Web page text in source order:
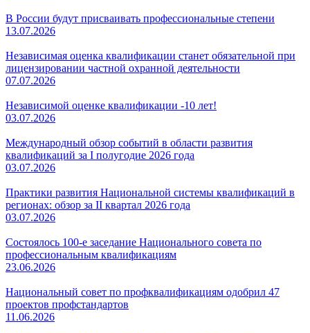
В России будут присваивать профессиональные степени
13.07.2026
Независимая оценка квалификации станет обязательной при
лицензировании частной охранной деятельности
07.07.2026
Независимой оценке квалификации -10 лет!
03.07.2026
Международный обзор событий в области развития
квалификаций за I полугодие 2026 года
03.07.2026
Практики развития Национальной системы квалификаций в
регионах: обзор за II квартал 2026 года
03.07.2026
Состоялось 100-е заседание Национального совета по
профессиональным квалификациям
23.06.2026
Национальный совет по профквалификациям одобрил 47
проектов профстандартов
11.06.2026